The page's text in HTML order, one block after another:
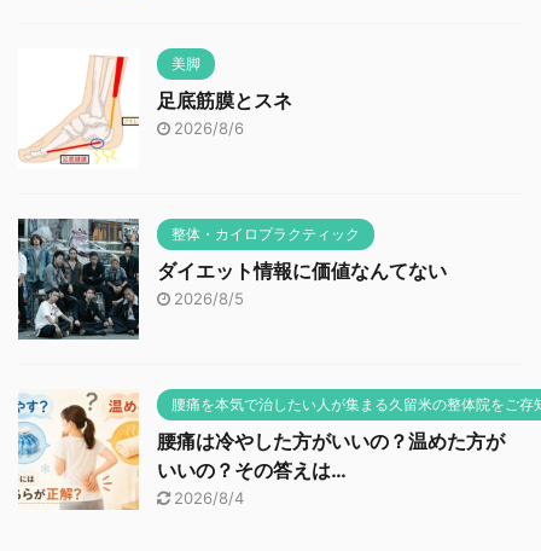
美脚
足底筋膜とスネ
2026/8/6
整体・カイロプラクティック
ダイエット情報に価値なんてない
2026/8/5
腰痛を本気で治したい人が集まる久留米の整体院をご存
腰痛は冷やした方がいいの？温めた方が
いいの？その答えは…
2026/8/4